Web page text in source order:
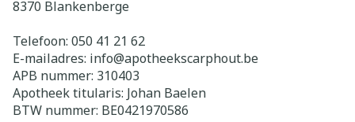
8370 Blankenberge
Telefoon: 050 41 21 62
E-mailadres: info@apotheekscarphout.be
APB nummer: 310403
Apotheek titularis: Johan Baelen
BTW nummer: BE0421970586